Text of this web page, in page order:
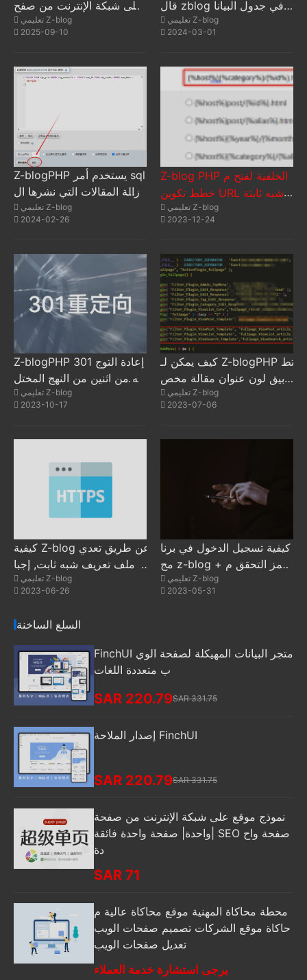
على شبكة الإنترنت من صفح
ة واحدة| كيفية تحديد صفحة
SEO لجميع المقالات على ص
تعليمي Z-blog
2025-09-10
قال zblog في جدول البيانا
ت zbp_post قيمة المفتاح ال
تعليمي Z-blog
2024-03-01
Z-blogPHP يستخدم أمر sql
لإزالة المقالات التي نشرها ال
مستخدمون المحددون بشكل
جماعي
تعليمي Z-blog
2024-02-26
Z-blog PHP الخلفية لفتح م
خطط تكوين URL شبه ثابتة
تعليمي Z-blog
2023-12-24
Z-blogPHP 301 إعادة التوج
يه من اثنين من النهج المختل
فة التي تم تنفيذها باستخدام ر
مز PHP
تعليمي Z-blog
2023-10-17
كيف يمكن لـ Z-blogPHP تط
بيق لون عنوان مقالة مخص
ص؟
تعليمي Z-blog
2023-07-06
كيفية Z-blog عن طريق تعدي
ل ملف تعريف شبه ثابت, إجبا
ر الموقع على استخدام https
الوصول
تعليمي Z-blog
2023-06-26
كيفية تسجيل الدخول في برنا
مج z-blog + رمز التحقق م
ن الهاتف المحمول
تعليمي Z-blog
2023-05-31
السلع الساخنة
FinchUI متجر البيانات المهيكلة لصفحة الوي
ب متعددة اللغات
SAR 220.79SAR 331.75
إصدار الملاحة FinchUI
SAR 220.79SAR 331.75
نموذج موقع على شبكة الإنترنت من صفحة
واحدة| صفحة واحدة فائقة| SEO صفحة واح
دة
SAR 71
محطة محاكاة المهنية موقع محاكاة عالية م
حاكاة موقع الشركات تصميم صفحات الويب
تعديل صفحات الويب
يرجى استشارة خدمة العملاء